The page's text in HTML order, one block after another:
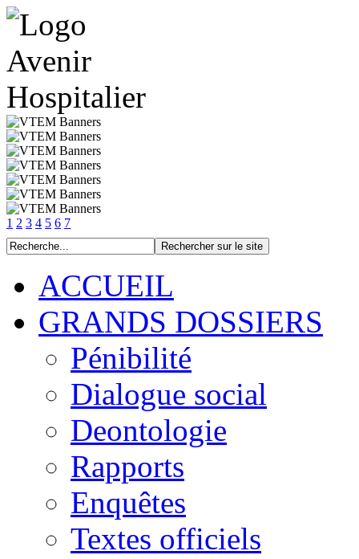
1 2 3 4 5 6 7
ACCUEIL
GRANDS DOSSIERS
Pénibilité
Dialogue social
Deontologie
Rapports
Enquêtes
Textes officiels